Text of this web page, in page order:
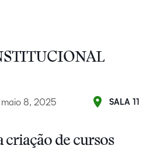
maio 8, 2025 SALA 11
criação de cursos